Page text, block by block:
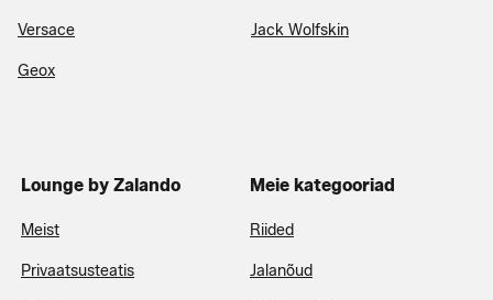
Versace Jack Wolfskin
Geox
Lounge by Zalando
Meist
Privaatsusteatis
Meie kategooriad
Riided
Jalanõud